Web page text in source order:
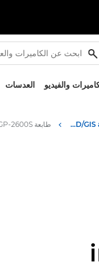
والفيديو العدسات
High-Quality Large Format Printers for CAD/GIS and Stunning Graphics